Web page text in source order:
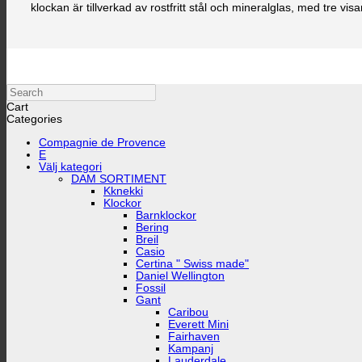
klockan är tillverkad av rostfritt stål och mineralglas, med tre
Search
Cart
Categories
Compagnie de Provence
E
Välj kategori
DAM SORTIMENT
Kknekki
Klockor
Barnklockor
Bering
Breil
Casio
Certina " Swiss made"
Daniel Wellington
Fossil
Gant
Caribou
Everett Mini
Fairhaven
Kampanj